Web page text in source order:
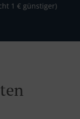
1 € günstiger)